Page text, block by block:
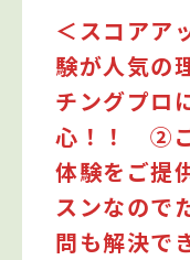
＜スコアア
験が人気
チングプロ
心！！ ②ご
体験をご
スンなので
問も解決